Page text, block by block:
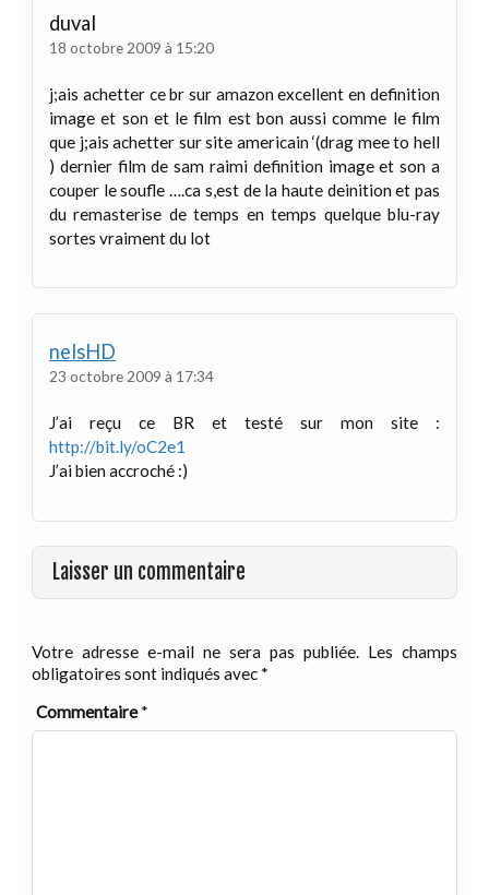
duval
18 octobre 2009 à 15:20
j;ais achetter ce br sur amazon excellent en definition
image et son et le film est bon aussi comme le film
que j;ais achetter sur site americain ‘(drag mee to hell
) dernier film de sam raimi definition image et son a
couper le soufle ….ca s,est de la haute deinition et pas
du remasterise de temps en temps quelque blu-ray
sortes vraiment du lot
nelsHD
23 octobre 2009 à 17:34
J’ai reçu ce BR et testé sur mon site :
http://bit.ly/oC2e1
J’ai bien accroché :)
Laisser un commentaire
Votre adresse e-mail ne sera pas publiée.
Les champs
obligatoires sont indiqués avec *
Commentaire*